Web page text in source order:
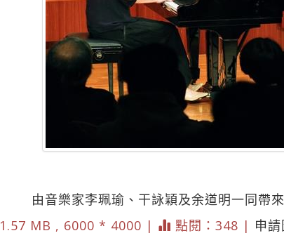
由音樂家李珮瑜、干詠穎及余道明一同帶
1.57 MB , 6000 * 4000 |
點閱：348 | 申請